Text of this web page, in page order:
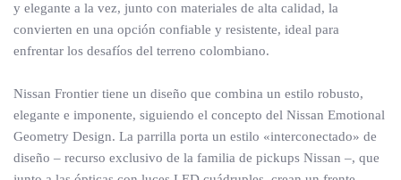
y elegante a la vez, junto con materiales de alta calidad, la
convierten en una opción confiable y resistente, ideal para
enfrentar los desafíos del terreno colombiano.
Nissan Frontier tiene un diseño que combina un estilo robusto,
elegante e imponente, siguiendo el concepto del Nissan Emotional
Geometry Design. La parrilla porta un estilo «interconectado» de
diseño – recurso exclusivo de la familia de pickups Nissan –, que